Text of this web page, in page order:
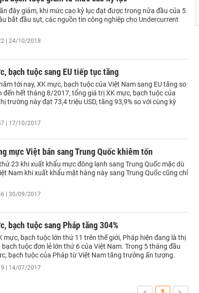
đây giảm, khi mức cao kỷ lục đạt được trong nửa đầu của 5
bắt đầu sụt, các nguồn tin công nghiệp cho Undercurrent
| 24/10/2018
bạch tuộc sang EU tiếp tục tăng
tới nay, XK mực, bạch tuộc của Việt Nam sang EU tăng so
đến hết tháng 8/2017, tổng giá trị XK mực, bạch tuộc của
trường này đạt 73,4 triệu USD, tăng 93,9% so với cùng kỳ
| 17/10/2017
mực Việt bán sang Trung Quốc khiêm tốn
23 khi xuất khẩu mực đông lạnh sang Trung Quốc mặc dù
Nam khi xuất khẩu mặt hàng này sang Trung Quốc cũng chỉ
| 30/09/2017
bạch tuộc sang Pháp tăng 304%
mực, bạch tuộc lớn thứ 11 trên thế giới, Pháp hiện đang là thị
tuộc đơn lẻ lớn thứ 6 của Việt Nam. Trong 5 tháng đầu
bạch tuộc của Pháp từ Việt Nam tăng trưởng ấn tượng.
| 14/07/2017